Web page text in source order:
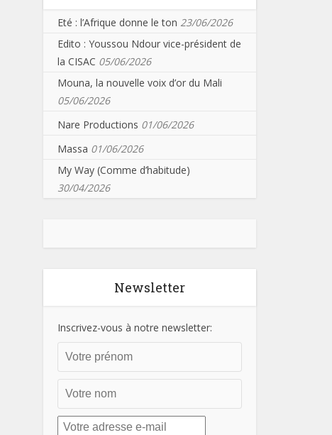
Eté : l’Afrique donne le ton 23/06/2026
Edito : Youssou Ndour vice-président de
la CISAC 05/06/2026
Mouna, la nouvelle voix d’or du Mali
05/06/2026
Nare Productions 01/06/2026
Massa 01/06/2026
My Way (Comme d’habitude)
30/04/2026
Newsletter
Inscrivez-vous à notre newsletter: